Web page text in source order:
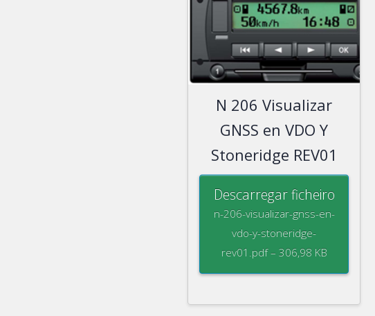
N 206 Visualizar
GNSS en VDO Y
Stoneridge REV01
Descarregar ficheiro
n-206-visualizar-gnss-en-
vdo-y-stoneridge-
rev01.pdf – 306,98 KB